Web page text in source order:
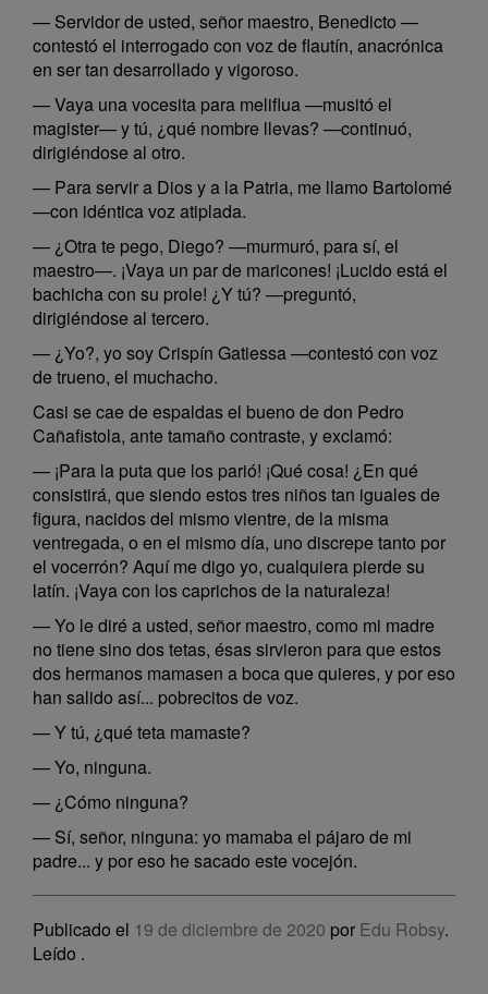
— Servidor de usted, señor maestro, Benedicto —
contestó el interrogado con voz de flautín, anacrónica
en ser tan desarrollado y vigoroso.
— Vaya una vocesita para meliflua —musitó el
magister— y tú, ¿qué nombre llevas? —continuó,
dirigiéndose al otro.
— Para servir a Dios y a la Patria, me llamo Bartolomé
—con idéntica voz atiplada.
— ¿Otra te pego, Diego? —murmuró, para sí, el
maestro—. ¡Vaya un par de maricones! ¡Lucido está el
bachicha con su prole! ¿Y tú? —preguntó,
dirigiéndose al tercero.
— ¿Yo?, yo soy Crispín Gatiessa —contestó con voz
de trueno, el muchacho.
Casi se cae de espaldas el bueno de don Pedro
Cañafistola, ante tamaño contraste, y exclamó:
— ¡Para la puta que los parió! ¡Qué cosa! ¿En qué
consistirá, que siendo estos tres niños tan iguales de
figura, nacidos del mismo vientre, de la misma
ventregada, o en el mismo día, uno discrepe tanto por
el vocerrón? Aquí me digo yo, cualquiera pierde su
latín. ¡Vaya con los caprichos de la naturaleza!
— Yo le diré a usted, señor maestro, como mi madre
no tiene sino dos tetas, ésas sirvieron para que estos
dos hermanos mamasen a boca que quieres, y por eso
han salido así... pobrecitos de voz.
— Y tú, ¿qué teta mamaste?
— Yo, ninguna.
— ¿Cómo ninguna?
— Sí, señor, ninguna: yo mamaba el pájaro de mi
padre... y por eso he sacado este vocejón.
Publicado el 19 de diciembre de 2020 por Edu Robsy.
Leído .